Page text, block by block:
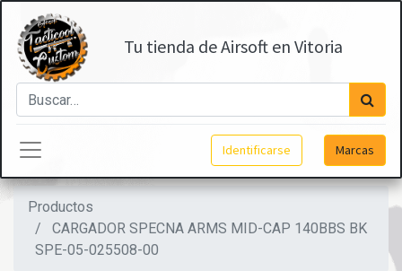
Tu tienda de Airsoft en Vitoria
Identificarse Marcas
Productos
CARGADOR SPECNA ARMS MID-CAP 140BBS BK
SPE-05-025508-00